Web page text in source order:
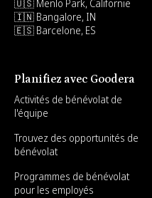
🇺🇸 Menlo Park, Californie
🇮🇳 Bangalore, IN
🇪🇸 Barcelone, ES
Planifiez avec Goodera
Activités de bénévolat de
l'équipe
Trouvez des opportunités de
bénévolat
Programmes de bénévolat
pour les employés